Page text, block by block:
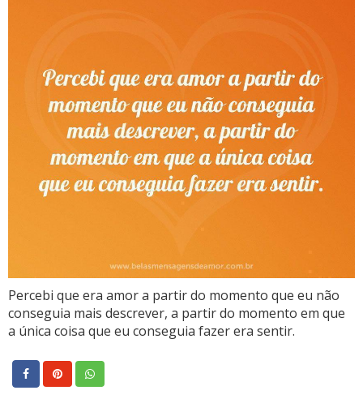
Percebi que era amor a partir do momento que eu não
conseguia mais descrever, a partir do momento em que
a única coisa que eu conseguia fazer era sentir.